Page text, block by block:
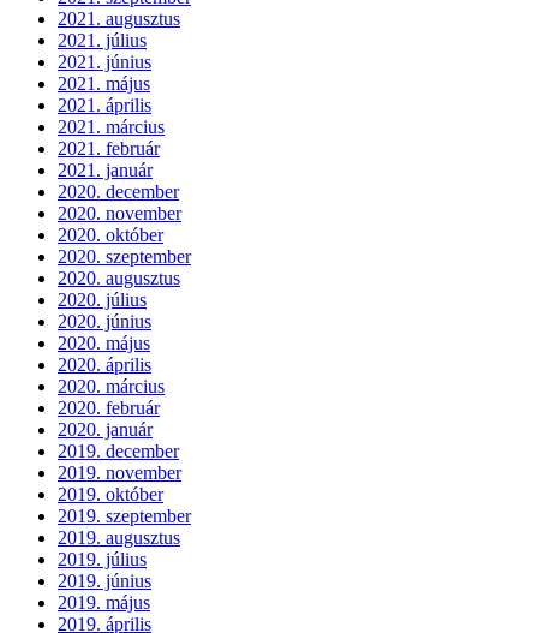
2021. augusztus
2021. július
2021. június
2021. május
2021. április
2021. március
2021. február
2021. január
2020. december
2020. november
2020. október
2020. szeptember
2020. augusztus
2020. július
2020. június
2020. május
2020. április
2020. március
2020. február
2020. január
2019. december
2019. november
2019. október
2019. szeptember
2019. augusztus
2019. július
2019. június
2019. május
2019. április